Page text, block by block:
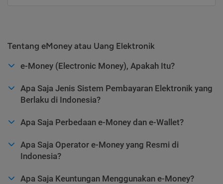
Tentang eMoney atau Uang Elektronik
e-Money (Electronic Money), Apakah Itu?
Apa Saja Jenis Sistem Pembayaran Elektronik yang
Berlaku di Indonesia?
Apa Saja Perbedaan e-Money dan e-Wallet?
Apa Saja Operator e-Money yang Resmi di
Indonesia?
Apa Saja Keuntungan Menggunakan e-Money?